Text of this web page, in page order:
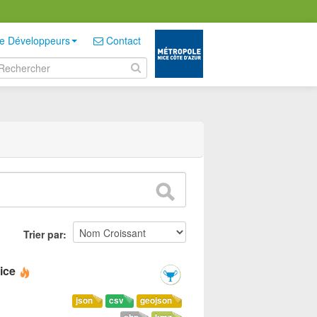
Développeurs Contact
Trier par
geojson
csv
json